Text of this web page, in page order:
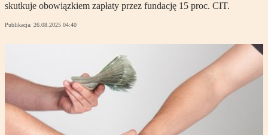
skutkuje obowiązkiem zapłaty przez fundację 15 proc. CIT.
Publikacja: 26.08.2025 04:40